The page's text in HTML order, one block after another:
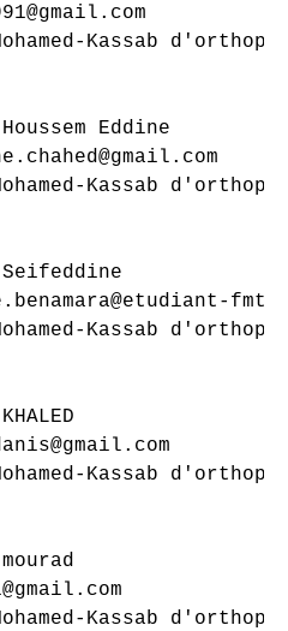
Kassab
Eddine
Kassab
Seifeddine
Kassab
Kassab
Kassab